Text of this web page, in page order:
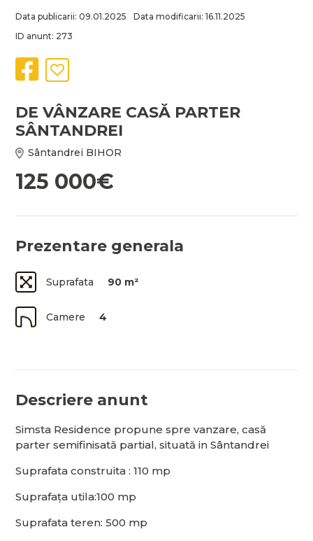
Data publicarii: 09.01.2025
Data modificarii: 16.11.2025
ID anunt: 273
DE VÂNZARE CASĂ PARTER
SÂNTANDREI
Sântandrei BIHOR
125 000€
Prezentare generala
Suprafata 90 m²
Camere 4
Descriere anunt
Simsta Residence propune spre vanzare, casă
parter semifinisată partial, situată in Sântandrei
Suprafata construita : 110 mp
Suprafața utila:100 mp
Suprafata teren: 500 mp